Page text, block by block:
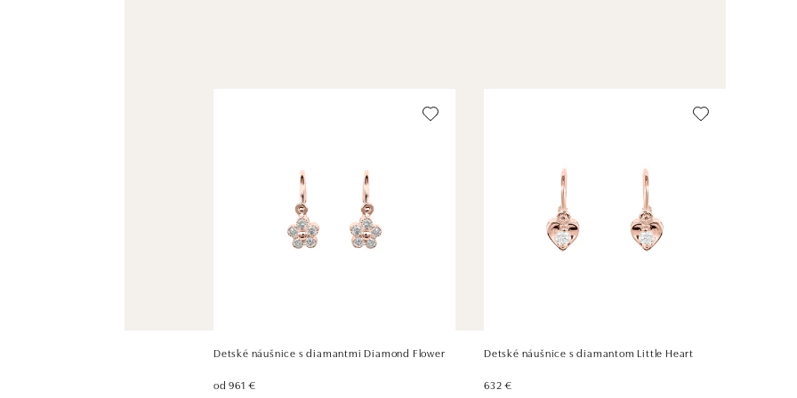
Detské náušnice s diamantmi Diamond Flower
od 961 €
Detské náušnice s diamantom Little Heart
632 €